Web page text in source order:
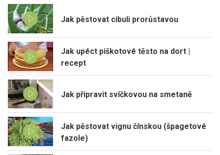
Jak pěstovat cibuli prorůstavou
Jak upéct piškotové těsto na dort |
recept
Jak připravit svíčkovou na smetaně
Jak pěstovat vignu čínskou (špagetové
fazole)